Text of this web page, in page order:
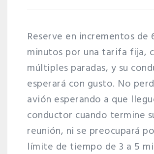
Reserve en incrementos de
minutos por una tarifa fija,
múltiples paradas, y su
esperará con gusto. No
avión esperando a que
conductor cuando termine
reunión, ni se preocupará
límite de tiempo de 3 a 5